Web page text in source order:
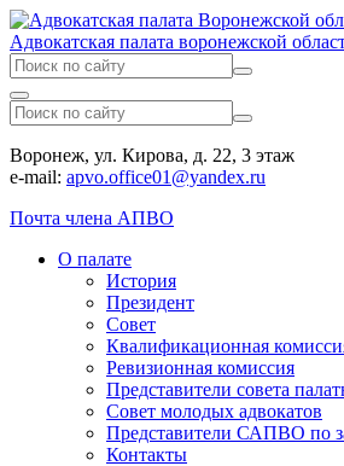
Адвокатская палата воронежской
Воронеж, ул. Кирова, д. 22, 3 этаж
e-mail: apvo.office01@yandex.ru
Почта члена АПВО
О палате
История
Президент
Совет
Квалификационная
Ревизионная комиссия
Представители совета
Совет молодых адвокатов
Представители САПВО по
Контакты